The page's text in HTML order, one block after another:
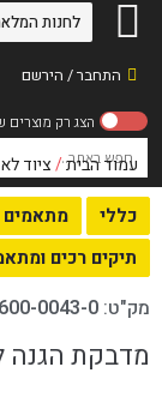
התחבר / הירשם
לחנות
עמוד הבית/ציוד
כללי מתאמים
תיקים רכים
מק"ט: 0043-0
מדבקת הגנה